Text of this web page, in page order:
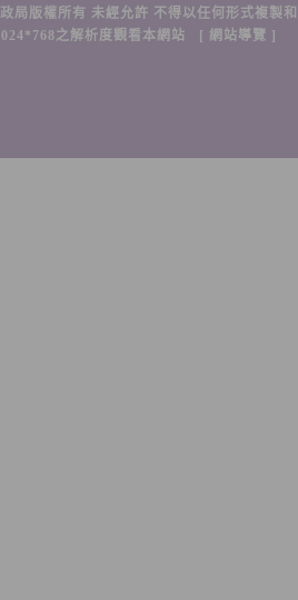
局版權所有 未經允許 不得以任何形式複製
之解析度觀看本網站 [ 網站導覽 ]